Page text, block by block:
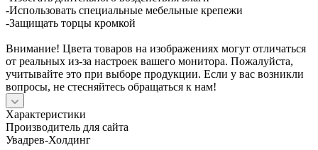
-Использовать специальные мебельные крепежи
-Защищать торцы кромкой
Внимание! Цвета товаров на изображениях могут отличаться
от реальных из-за настроек вашего монитора. Пожалуйста,
учитывайте это при выборе продукции. Если у вас возникли
вопросы, не стесняйтесь обращаться к нам!
Характеристики
Производитель для сайта
Увадрев-Холдинг